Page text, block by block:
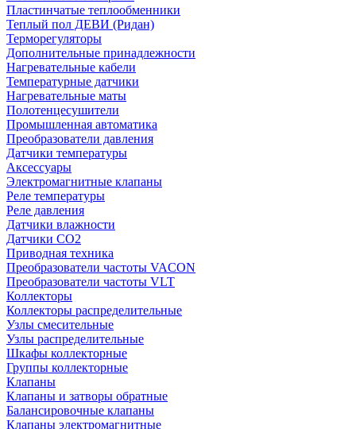
Пластинчатые теплообменники
Теплый пол ДЕВИ (Ридан)
Терморегуляторы
Дополнительные принадлежности
Нагревательные кабели
Температурные датчики
Нагревательные маты
Полотенцесушители
Промышленная автоматика
Преобразователи давления
Датчики температуры
Аксессуары
Электромагнитные клапаны
Реле температуры
Реле давления
Датчики влажности
Датчики CO2
Приводная техника
Преобразователи частоты VACON
Преобразователи частоты VLT
Коллекторы
Коллекторы распределительные
Узлы смесительные
Узлы распределительные
Шкафы коллекторные
Группы коллекторные
Клапаны
Клапаны и затворы обратные
Балансировочные клапаны
Клапаны электромагнитные